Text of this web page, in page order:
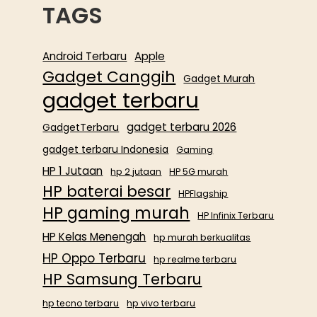
TAGS
Android Terbaru Apple
Gadget Canggih Gadget Murah
gadget terbaru
GadgetTerbaru gadget terbaru 2026
gadget terbaru Indonesia Gaming
HP 1 Jutaan hp 2 jutaan HP 5G murah
HP baterai besar HPFlagship
HP gaming murah HP Infinix Terbaru
HP Kelas Menengah hp murah berkualitas
HP Oppo Terbaru hp realme terbaru
HP Samsung Terbaru
hp tecno terbaru hp vivo terbaru